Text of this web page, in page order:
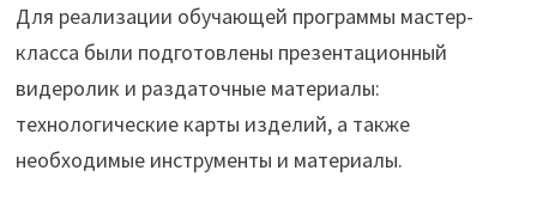
Для реализации обучающей программы мастер-
класса были подготовлены презентационный
видеролик и раздаточные материалы:
технологические карты изделий, а также
необходимые инструменты и материалы.